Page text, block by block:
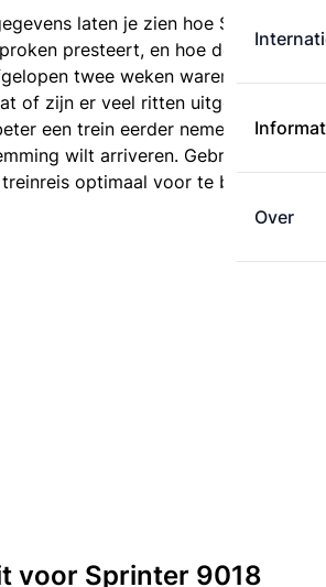
Over
laten je zien hoe Sprinter
presteert, en hoe de
twee weken waren. Is deze
of zijn er veel ritten uitgevallen?
een trein eerder nemen als je
wilt arriveren. Gebruik de
optimaal voor te bereiden.
voor Sprinter 9018